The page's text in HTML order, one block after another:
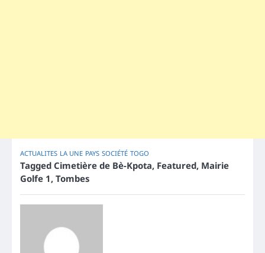
ACTUALITES LA UNE PAYS SOCIÉTÉ TOGO
Tagged Cimetière de Bè-Kpota, Featured, Mairie
Golfe 1, Tombes